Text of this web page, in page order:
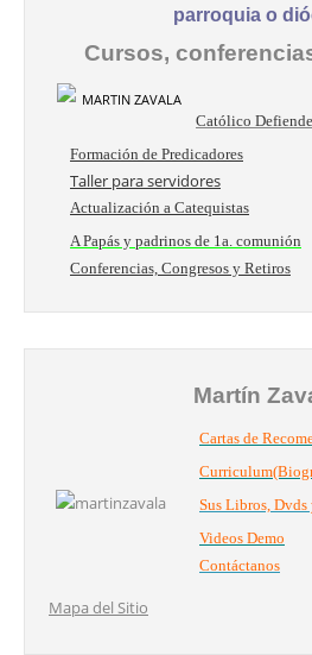
parroquia o
Cursos,
Católico
Formación de Predicadores
Taller para servidores
Actualización a Catequistas
A Papás y padrinos de 1a. comunión
Conferencias, Congresos y Retiros
Martín
Cartas de
Sus Libros, Dvds
Videos Demo
Contáctanos
Mapa del Sitio